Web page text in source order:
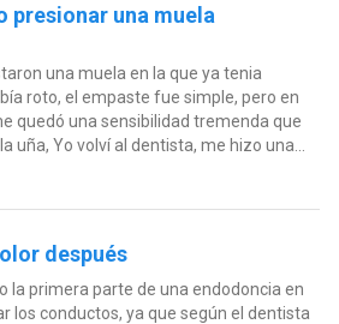
presionar una muela
una muela en la que ya tenia
roto, el empaste fue simple, pero en
quedó una sensibilidad tremenda que
uña, Yo volví al dentista, me hizo una...
después
la primera parte de una endodoncia en
los conductos, ya que según el dentista